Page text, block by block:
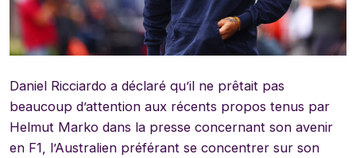
Daniel Ricciardo a déclaré qu’il ne prêtait pas
beaucoup d’attention aux récents propos tenus par
Helmut Marko dans la presse concernant son avenir
en F1, l’Australien préférant se concentrer sur son